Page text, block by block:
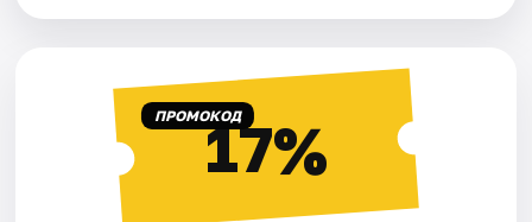
ПРОМОКОД17%